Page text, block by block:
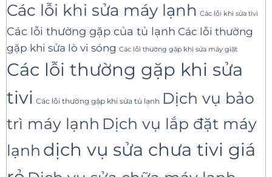
Các lỗi khi sửa máy lạnh Các lỗi khi sửa tivi
Các lỗi thường gặp của tủ lạnh Các lỗi thường
gặp khi sửa lò vi sóng Các lỗi thường gặp khi sửa máy giặt
Các lỗi thường gặp khi sửa
tivi Các lỗi thường gặp khi sửa tủ lạnh Dịch vụ bảo
trì máy lạnh Dịch vụ lắp đặt máy
lạnh dịch vụ sửa chưa tivi giá